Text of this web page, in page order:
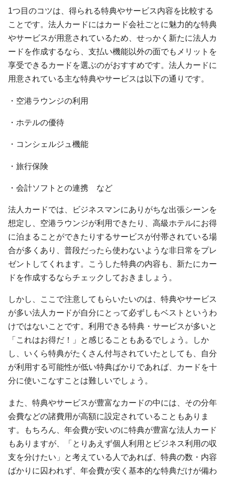
1つ目のコツは、得られる特典やサービス内容を比較する
ことです。法人カードにはカード会社ごとに魅力的な特典
やサービスが用意されているため、せっかく新たに法人カ
ードを作成するなら、支払い機能以外の面でもメリットを
享受できるカードを選ぶのがおすすめです。法人カードに
用意されている主な特典やサービスは以下の通りです。
・空港ラウンジの利用
・ホテルの優待
・コンシェルジュ機能
・旅行保険
・会計ソフトとの連携 など
法人カードでは、ビジネスマンにありがちな出張シーンを
想定し、空港ラウンジが利用できたり、高級ホテルにお得
に泊まることができたりするサービスが付帯されている場
合が多くあり、普段だったら使わないような非日常をプレ
ゼントしてくれます。こうした特典の内容も、新たにカー
ドを作成するならチェックしておきましょう。
しかし、ここで注意してもらいたいのは、特典やサービス
が多い法人カードが自分にとって必ずしもベストというわ
けではないことです。利用できる特典・サービスが多いと
「これはお得だ！」と感じることもあるでしょう。しか
し、いくら特典がたくさん付与されていたとしても、自分
が利用する可能性が低い特典ばかりであれば、カードを十
分に使いこなすことは難しいでしょう。
また、特典やサービスが豊富なカードの中には、その分年
会費などの諸費用が高額に設定されていることもありま
す。もちろん、年会費が安いのに特典が豊富な法人カード
もありますが、「とりあえず個人利用とビジネス利用の収
支を分けたい」と考えている人であれば、特典の数・内容
ばかりに囚われず、年会費が安く基本的な特典だけが備わ